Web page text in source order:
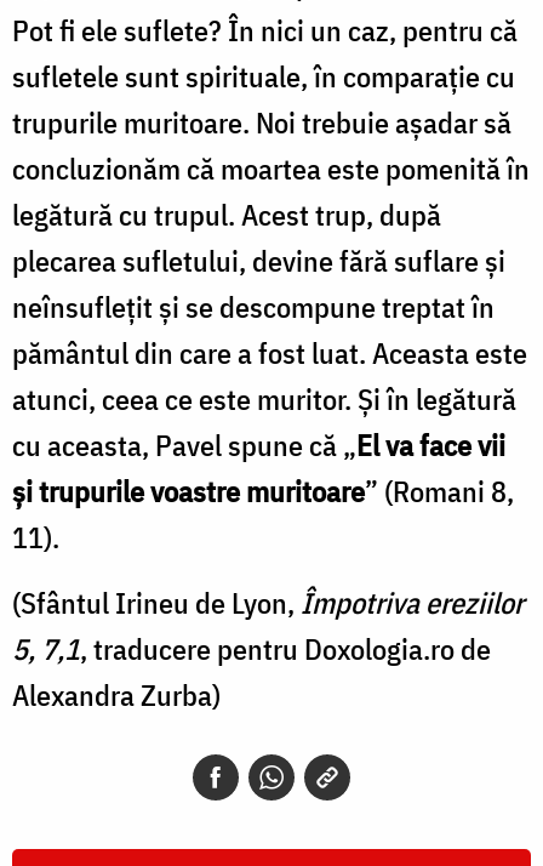
Pot fi ele suflete? În nici un caz, pentru că
sufletele sunt spirituale, în comparaţie cu
trupurile muritoare. Noi trebuie aşadar să
concluzionăm că moartea este pomenită în
legătură cu trupul. Acest trup, după
plecarea sufletului, devine fără suflare şi
neînsufleţit şi se descompune treptat în
pământul din care a fost luat. Aceasta este
atunci, ceea ce este muritor. Şi în legătură
cu aceasta, Pavel spune că „El va face vii
şi trupurile voastre muritoare” (Romani 8,
11).
(Sfântul Irineu de Lyon, Împotriva ereziilor
5, 7,1, traducere pentru Doxologia.ro de
Alexandra Zurba)